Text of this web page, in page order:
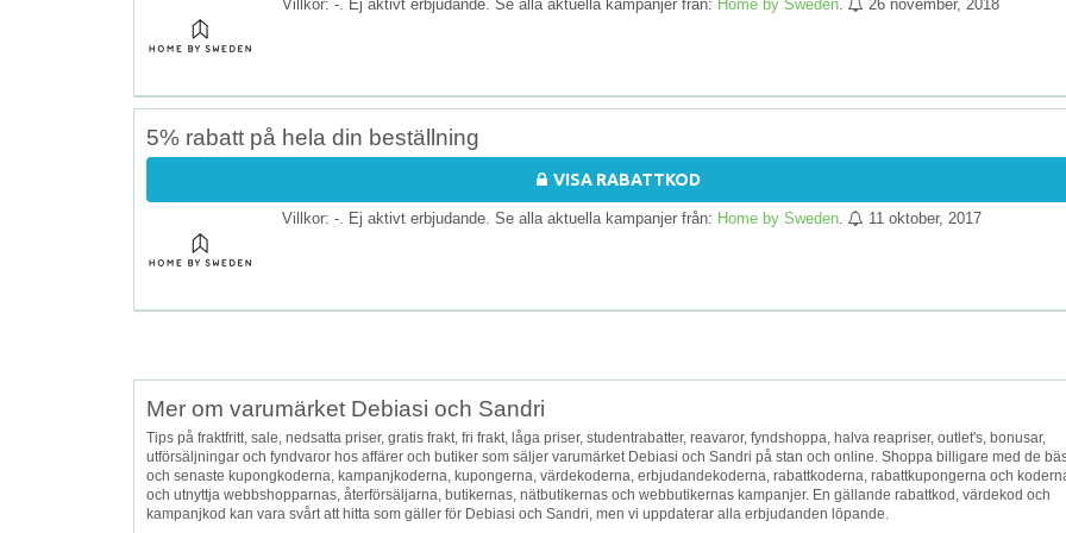
Villkor: -. Ej aktivt erbjudande. Se alla aktuella kampanjer från: Home by Sweden 26 november, 2018
5% rabatt på hela din beställning
VISA RABATTKOD
Villkor: -. Ej aktivt erbjudande. Se alla aktuella kampanjer från: Home by Sweden 11 oktober, 2017
Mer om varumärket Debiasi och Sandri
Tips på fraktfritt, sale, nedsatta priser, gratis frakt, fri frakt, låga priser, studentrabatter, reavaror, fyndshoppa, halva reapriser, outlet's, bonusar,
utförsäljningar och fyndvaror hos affärer och butiker som säljer varumärket Debiasi och Sandri på stan och online. Shoppa billigare med de
och senaste kupongkoderna, kampanjkoderna, kupongerna, värdekoderna, erbjudandekoderna, rabattkoderna, rabattkupongerna och
och utnyttja webbshopparnas, återförsäljarna, butikernas, nätbutikernas och webbutikernas kampanjer. En gällande rabattkod, värdekod och
kampanjkod kan vara svårt att hitta som gäller för Debiasi och Sandri, men vi uppdaterar alla erbjudanden löpande.